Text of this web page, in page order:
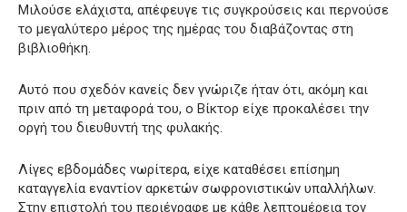
Μιλούσε ελάχιστα, απέφευγε τις συγκρούσεις και περνούσε
το μεγαλύτερο μέρος της ημέρας του διαβάζοντας στη
βιβλιοθήκη.
Αυτό που σχεδόν κανείς δεν γνώριζε ήταν ότι, ακόμη και
πριν από τη μεταφορά του, ο Βίκτορ είχε προκαλέσει την
οργή του διευθυντή της φυλακής.
Λίγες εβδομάδες νωρίτερα, είχε καταθέσει επίσημη
καταγγελία εναντίον αρκετών σωφρονιστικών υπαλλήλων.
Στην επιστολή του περιέγραφε με κάθε λεπτομέρεια τον